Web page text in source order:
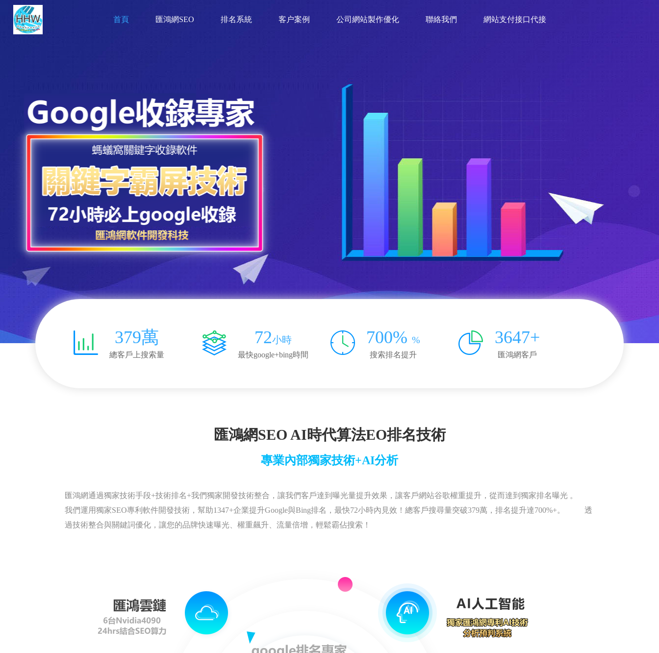
首頁 匯鴻網SEO 排名系統 客户案例 公司網站製作優化 聯絡我們 網站支付接口代接
379萬
總客戶上搜索量
72小時
最快google+bing時間
700% %
搜索排名提升
3647+
匯鴻網客戶
匯鴻網SEO AI時代算法EO排名技術
專業內部獨家技術+AI分析
匯鴻網通過獨家技術手段+技術排名+我們獨家開發技術整合，讓我們客戶達到曝光量提升效果，讓客戶網站谷歌權重提升，從而達到獨家排名曝光 。
我們運用獨家SEO專利軟件開發技術，幫助1347+企業提升Google與Bing排名，最快72小時內見效！總客戶搜尋量突破379萬，排名提升達700%+。 透
過技術整合與關鍵詞優化，讓您的品牌快速曝光、權重飆升、流量倍增，輕鬆霸佔搜索！